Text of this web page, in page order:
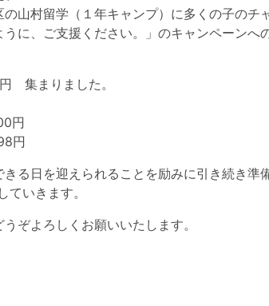
山村留学（１年キャンプ）に多くの子のチ
うに、ご支援ください。」のキャンペーンへ
集まりました。
円
円
る日を迎えられることを励みに引き続き準
いきます。
ぞよろしくお願いいたします。